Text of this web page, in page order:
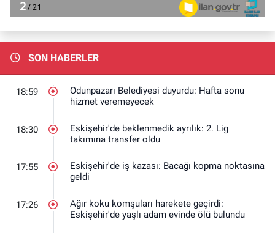
SON HABERLER
18:59
Odunpazarı Belediyesi duyurdu: Hafta sonu
hizmet veremeyecek
18:30
Eskişehir'de beklenmedik ayrılık: 2. Lig
takımına transfer oldu
17:55
Eskişehir'de iş kazası: Bacağı kopma noktasına
geldi
17:26
Ağır koku komşuları harekete geçirdi:
Eskişehir'de yaşlı adam evinde ölü bulundu